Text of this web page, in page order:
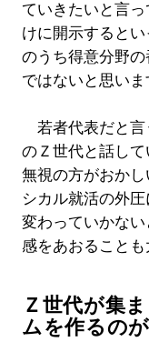
ていきたいと言
けに開示すると
のうち得意分野
ではないと思い
若者代表だと言
のＺ世代と話し
無視の方がおか
シカル就活の外
変わっていかな
感をあおることも
Ｚ世代が集
ムを作るの